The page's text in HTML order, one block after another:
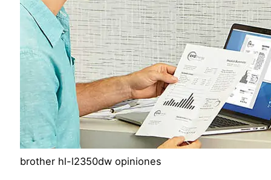
brother hl-l2350dw opiniones